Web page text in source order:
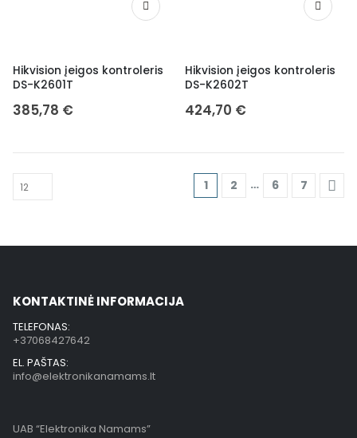
Hikvision įeigos kontroleris
DS-K2601T
385,78 €
Hikvision įeigos kontroleris
DS-K2602T
424,70 €
1 2 … 6 7
KONTAKTINĖ INFORMACIJA
TELEFONAS:
+37068427642
EL. PAŠTAS:
info@elektronikanamams.lt
UAB “Elektronika Namams”